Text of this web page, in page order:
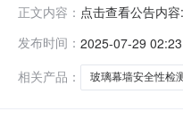
正文内容： 点击查看公告内
招标。二、项目
号。3项目概况：
发布时间： 2025-07-29 02:23
相关产品：
玻璃幕墙安全性检